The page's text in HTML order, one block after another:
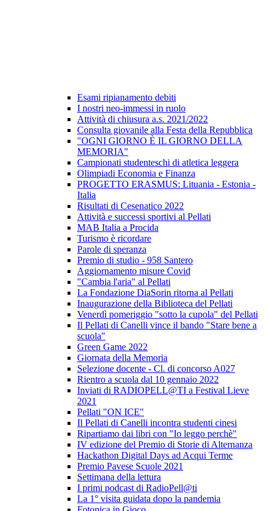
Esami ripianamento debiti
I nostri neo-immessi in ruolo
Attività di chiusura a.s. 2021/2022
Consulta giovanile alla Festa della Repubblica
"OGNI GIORNO È IL GIORNO DELLA
MEMORIA"
Campionati studenteschi di atletica leggera
Olimpiadi Economia e Finanza
PROGETTO ERASMUS: Lituania - Estonia -
Italia
Risultati di Cesenatico 2022
Attività e successi sportivi al Pellati
MAB Italia a Procida
Turismo è ricordare
Parole di speranza
Premio di studio - 958 Santero
Aggiornamento misure Covid
"Cambia l'aria" al Pellati
La Fondazione DiaSorin ritorna al Pellati
Inaugurazione della Biblioteca del Pellati
Venerdì pomeriggio "sotto la cupola" del Pellati
Il Pellati di Canelli vince il bando "Stare bene a
scuola"
Green Game 2022
Giornata della Memoria
Selezione docente - Cl. di concorso A027
Rientro a scuola dal 10 gennaio 2022
Inviati di RADIOPELL@TI a Festival Lieve
2021
Pellati "ON ICE"
Il Pellati di Canelli incontra studenti cinesi
Ripartiamo dai libri con "Io leggo perchè"
IV edizione del Premio di Storie di Alternanza
Hackathon Digital Days ad Acqui Terme
Premio Pavese Scuole 2021
Settimana della lettura
I primi podcast di RadioPell@ti
La 1° visita guidata dopo la pandemia